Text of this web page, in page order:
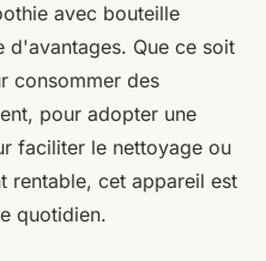
avec bouteille
d'avantages. Que ce soit
consommer des
pour adopter une
faciliter le nettoyage ou
rentable, cet appareil est
quotidien.